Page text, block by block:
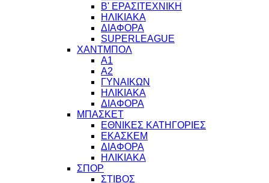
Β' ΕΡΑΣΙΤΕΧΝΙΚΗ
ΗΛΙΚΙΑΚΑ
ΔΙΑΦΟΡΑ
SUPERLEAGUE
ΧΑΝΤΜΠΟΛ
Α1
Α2
ΓΥΝΑΙΚΩΝ
ΗΛΙΚΙΑΚΑ
ΔΙΑΦΟΡΑ
ΜΠΑΣΚΕΤ
ΕΘΝΙΚΕΣ ΚΑΤΗΓΟΡΙΕΣ
ΕΚΑΣΚΕΜ
ΔΙΑΦΟΡΑ
ΗΛΙΚΙΑΚΑ
ΣΠΟΡ
ΣΤΙΒΟΣ